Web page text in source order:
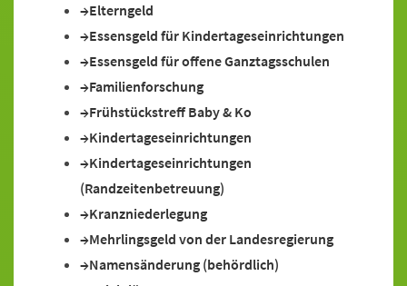
Elterngeld
Essensgeld für Kindertageseinrichtungen
Essensgeld für offene Ganztagsschulen
Familienforschung
Frühstückstreff Baby & Ko
Kindertageseinrichtungen
Kindertageseinrichtungen
(Randzeitenbetreuung)
Kranzniederlegung
Mehrlingsgeld von der Landesregierung
Namensänderung (behördlich)